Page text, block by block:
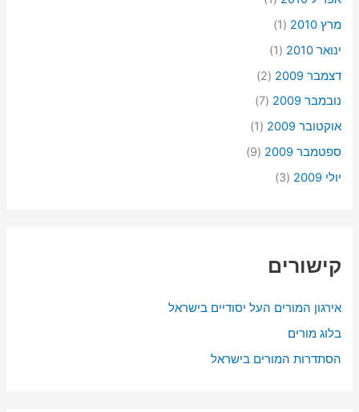
מרץ 2010
(1)
ינואר 2010
(1)
דצמבר 2009
(2)
נובמבר 2009
(7)
אוקטובר 2009
(1)
ספטמבר 2009
(9)
יולי 2009
(3)
קישורים
אירגון המורים העל יסודיים בישראל
בלוג מורים
הסתדרות המורים בישראל